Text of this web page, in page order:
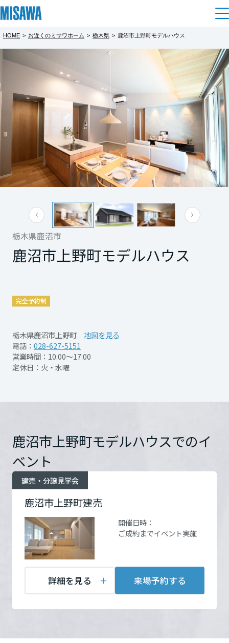
住まい
[注文住宅]
商品ラインアップ
デザイン
テクノロジー（住まいの性能）
建築事例・建築実例
デザイナーズギャラリー
インテリア
住まいづくりガイド
中古住宅検索
スムストック検索
住まいの売却
これから住まいをご検討の方
多彩な動画やこだわりが詰まった建築実例、注目の最新情報など、住
まいづくりを楽しく学べるデジタルラウンジです。
ホームラウンジ 新築・戸建て
土地活用
個人のお客さま
賃貸住宅
賃貸併用住宅
店舗・各種施設
土地活用モデルルーム見学
土地活用実例
企業不動産活用（CRE）戦略
医療・介護・子育て・障がい福祉施設
ホームラウンジ 土地活用・賃貸経営
リフォーム
戸建て・マンション
ミサワリフォームとは
リフォームの流れ
リフォームメニュー
リフォーム事例
ホテル・旅館リフォーム
リフォーム営業所
実例動画や基礎知識、収納の工夫など、理想の住まいを叶えるリフォ
ームの具体策とアイデアを豊富にご用意しています。
ホームラウンジ リフォーム
まちづくり
複合開発・投資開発
複合開発事業（ASMACI-アスマチ-）
再開発・官民連携事業
分譲マンション開発事業
建築再生事業
事業用売買
事業用地・事業用建物
すべてのフィールドに新しい価値をデザインし、持続可能な未来志向
のまちづくりを実現していきます。
ミサワゼネラルソリューション
オーナーサポート
サポートメニュー
住まいるりんぐ（ロングサポート）
アフターメンテナンス
ご相談窓口
ームを結ぶコミュニケーションサイト。お得・便利・安心なコンテン
ツや、ミサワホームからの大切なお知らせなど配信しています。
ミサワオーナーズクラブ
業・ IR情報
企業・IR
MISAWAについて
IR情報
SDGs
新卒者採用
中途採用
障がい者採用
ウエルネス事業
展示場・
カタログ請求
HOME > お近くのミサワホーム > 栃木県 > 鹿沼市上野町モデルハウス
栃木県鹿沼市
鹿沼市上野町モデルハウス
完全予約制
栃木県鹿沼市上野町
地図を見る
電話： 028-627-5151
営業時間：10:00～17:00
定休日：火・水曜
鹿沼市上野町モデルハウスでのイ
ベント
鹿沼市上野町建売
建売・分譲見学会
開催日時：
ご成約までイベント実施
詳細を見る 来場予約する
北海道
北海道
青森県
岩手県
宮城県
秋田県
山形県
茨城県
栃木県
群馬県
埼玉県
千葉県
東京都
鹿沼市上野町建売
～家族がつながる、暮らしやすい平屋～
2026年3月完成予定の新築建売住宅のご案内で
す。
※建物はまだご見学いただけませんが、図面
にて詳細打ち合わせが可能です。
ン。
家族が自然と集まる広々LDK
南向きで明るく、風通しの良いリビング・ダ
イニング
お昼寝や遊び場にも最適
玄関近くのシューズクローク、キッチン横の
パントリー、主寝室のウォークインクローゼ
ットなど、収納豊富
もっと見る
開催日時 ご成約までイベント実施
お問い合
わせ
電話：028-627-5151
定休日：火・水曜